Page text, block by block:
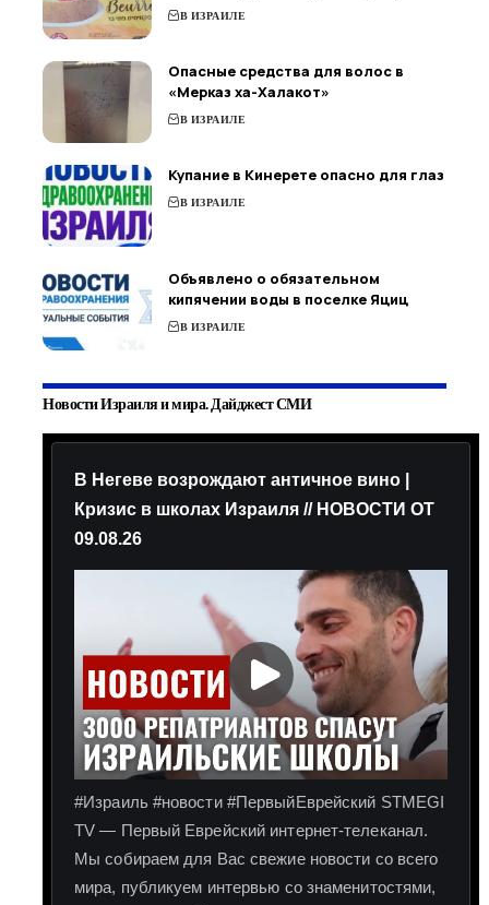
В ИЗРАИЛЕ
Опасные средства для волос в
«Мерказ ха-Халакот»
В ИЗРАИЛЕ
Купание в Кинерете опасно для глаз
В ИЗРАИЛЕ
Объявлено о обязательном
кипячении воды в поселке Яциц
В ИЗРАИЛЕ
Новости Израиля и мира. Дайджест СМИ